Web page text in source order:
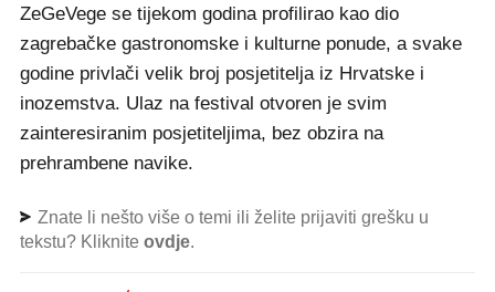
ZeGeVege se tijekom godina profilirao kao dio
zagrebačke gastronomske i kulturne ponude, a svake
godine privlači velik broj posjetitelja iz Hrvatske i
inozemstva. Ulaz na festival otvoren je svim
zainteresiranim posjetiteljima, bez obzira na
prehrambene navike.
Znate li nešto više o temi ili želite prijaviti grešku u
tekstu? Kliknite ovdje.